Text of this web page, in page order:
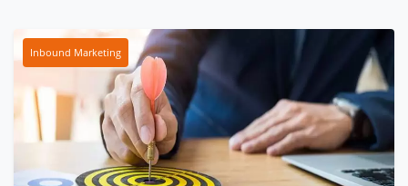
Inbound Marketing